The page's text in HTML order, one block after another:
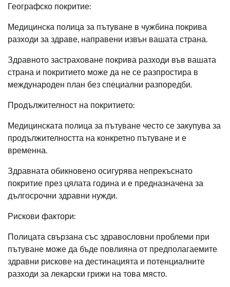
Географско покритие:
Медицинска полица за пътуване в чужбина покрива
разходи за здраве, направени извън вашата страна.
Здравното застраховане покрива разходи във вашата
страна и покритието може да не се разпростира в
международен план без специални разпоредби.
Продължителност на покритието:
Медицинската полица за пътуване често се закупува за
продължителността на конкретно пътуване и е
временна.
Здравната обикновено осигурява непрекъснато
покритие през цялата година и е предназначена за
дългосрочни здравни нужди.
Рискови фактори:
Полицата свързана със здравословни проблеми при
пътуване може да бъде повлияна от предполагаемите
здравни рискове на дестинацията и потенциалните
разходи за лекарски грижи на това място.